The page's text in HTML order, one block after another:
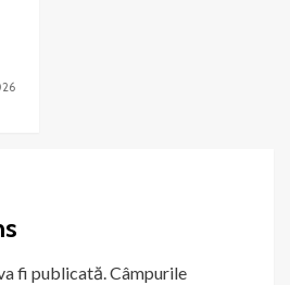
fi publicată.Câmpurile